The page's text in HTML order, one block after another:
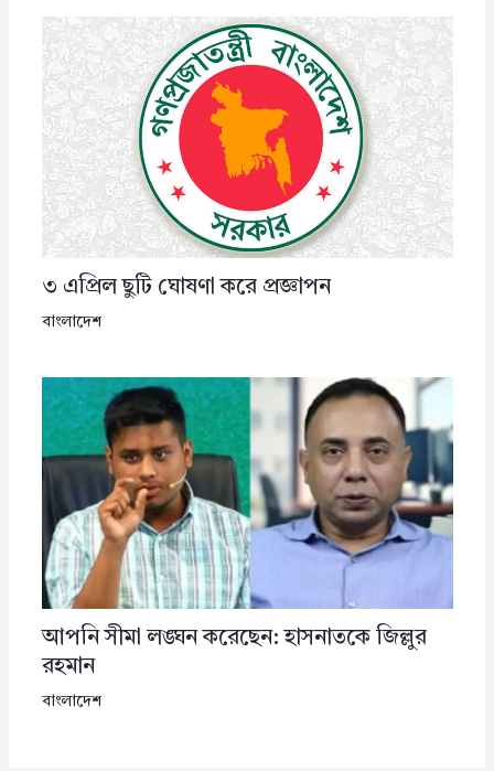
৩ এপ্রিল ছুটি ঘোষণা করে প্রজ্ঞাপন
বাংলাদেশ
আপনি সীমা লঙ্ঘন করেছেন: হাসনাতকে জিল্লুর
রহমান
বাংলাদেশ